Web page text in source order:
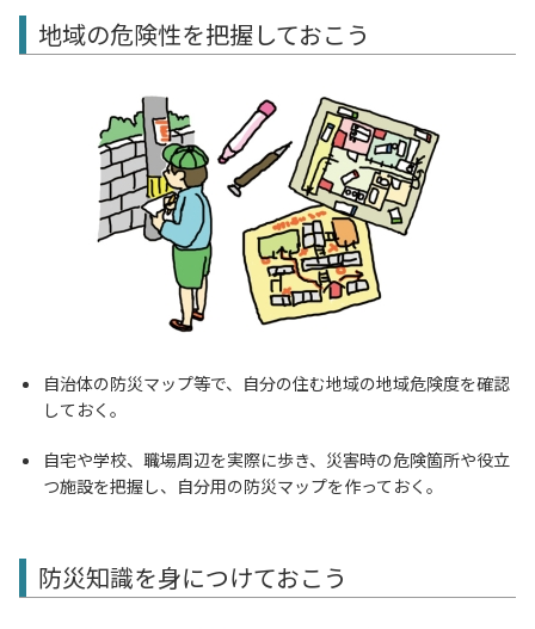
地域の危険性を把握しておこう
自治体の防災マップ等で、自分の住む地域の地域危険度を確認
しておく。
自宅や学校、職場周辺を実際に歩き、災害時の危険箇所や役立
つ施設を把握し、自分用の防災マップを作っておく。
防災知識を身につけておこう